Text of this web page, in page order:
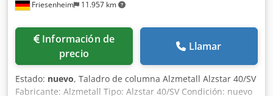
Friesenheim 11.957 km
Información de
precio
Llamar
Estado: nuevo, Taladro de columna Alzmetall Alzstar 40/SV
Fabricante: Alzmetall Tipo: Alzstar 40/SV Condición: nuevo